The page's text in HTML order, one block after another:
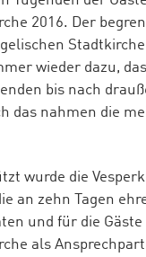
2016. Der
wieder dazu,
bis nach
das nahmen die
wurde die
an zehn Tagen
und für die Gäste
als